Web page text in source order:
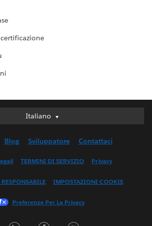
Italiano
Italiano
English (UK)
Français (Canada)
Blog Sviluppatore Contattaci
TERMINI DI SERVIZIO Privacy
IMPOSTAZIONI COOKIE
Preferenze Per La Privacy